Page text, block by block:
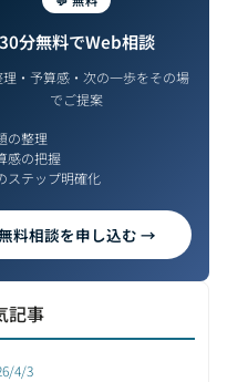
30分無料でWeb相談
・予算感・次の一歩をその場
でご提案
の整理
感の把握
ステップ明確化
料相談を申し込む →
記事
4/3